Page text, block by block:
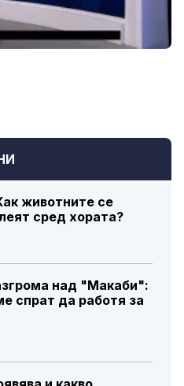
животните се
сред хората?
над "Макаби":
спрат да работя за